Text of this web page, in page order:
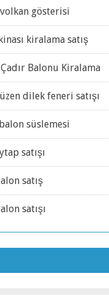
gösterisi
kiralama satış
Balonu Kiralama
dilek feneri satışı
süslemesi
satışı
satış
satışı